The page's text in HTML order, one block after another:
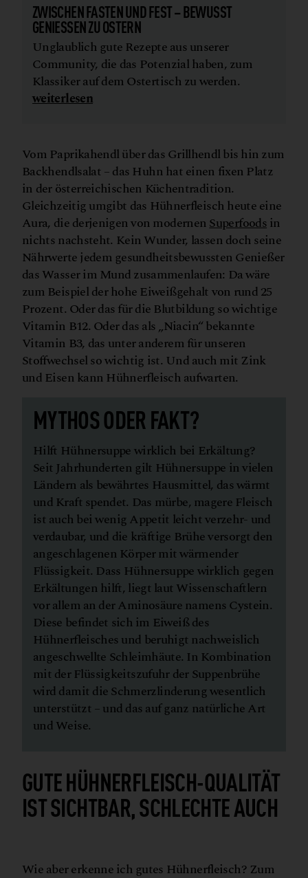
ZWISCHEN FASTEN UND FEST – BEWUSST
GENIESSEN ZU OSTERN
Unglaublich gute Rezepte aus unserer
Community, die das Potenzial haben, zum
Klassiker auf dem Ostertisch zu werden.
weiterlesen
Vom Paprikahendl über das Grillhendl bis hin zum
Backhendlsalat – das Huhn hat einen fixen Platz
in der österreichischen Küchentradition.
Gleichzeitig umgibt das Hühnerfleisch heute eine
Aura, die derjenigen von modernenSuperfoodsin
nichts nachsteht. Kein Wunder, lassen doch seine
Nährwerte jedem gesundheitsbewussten Genießer
das Wasser im Mund zusammenlaufen: Da wäre
zum Beispiel der hohe Eiweißgehalt von rund 25
Prozent. Oder das für die Blutbildung so wichtige
Vitamin B12. Oder das als „Niacin“ bekannte
Vitamin B3, das unter anderem für unseren
Stoffwechsel so wichtig ist. Und auch mit Zink
und Eisen kann Hühnerfleisch aufwarten.
MYTHOS ODER FAKT?
Hilft Hühnersuppe wirklich bei Erkältung?
Seit Jahrhunderten gilt Hühnersuppe in vielen
Ländern als bewährtes Hausmittel, das wärmt
und Kraft spendet. Das mürbe, magere Fleisch
ist auch bei wenig Appetit leicht verzehr- und
verdaubar, und die kräftige Brühe versorgt den
angeschlagenen Körper mit wärmender
Flüssigkeit. Dass Hühnersuppe wirklich gegen
Erkältungen hilft, liegt laut Wissenschaftlern
vor allem an der Aminosäure namens Cystein.
Diese befindet sich im Eiweiß des
Hühnerfleisches und beruhigt nachweislich
angeschwellte Schleimhäute. In Kombination
mit der Flüssigkeitszufuhr der Suppenbrühe
wird damit die Schmerzlinderung wesentlich
unterstützt – und das auf ganz natürliche Art
und Weise.
GUTE HÜHNERFLEISCH-QUALITÄT
IST SICHTBAR, SCHLECHTE AUCH
P
Wie aber erkenne ich gutes Hühnerfleisch? Zum